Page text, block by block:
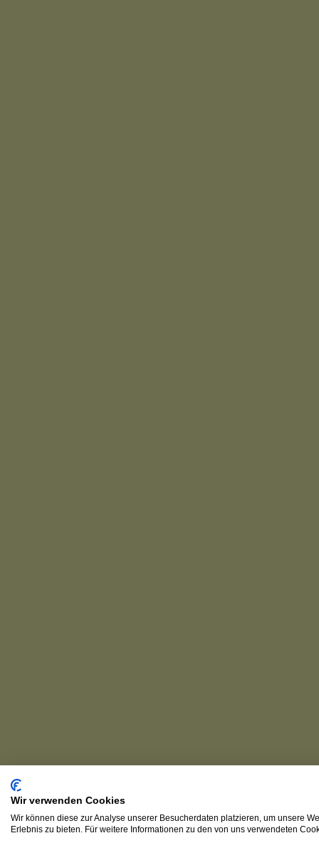
Wir verwenden Cookies
Wir können diese zur Analyse unserer Besucherdaten platzieren, um unsere
Erlebnis zu bieten. Für weitere Informationen zu den von uns verwendeten